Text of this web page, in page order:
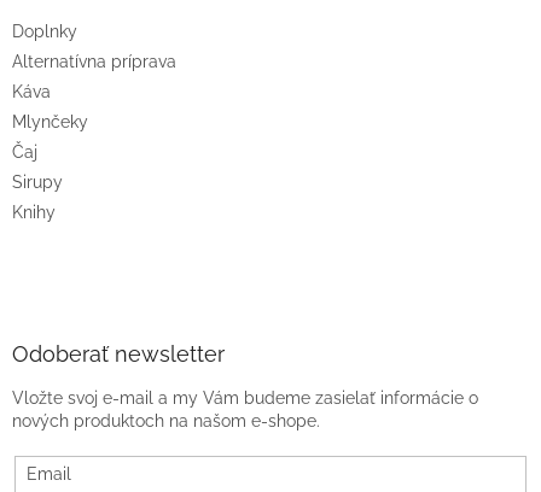
Doplnky
Alternatívna príprava
Káva
Mlynčeky
Čaj
Sirupy
Knihy
Odoberať newsletter
Vložte svoj e-mail a my Vám budeme zasielať informácie o
nových produktoch na našom e-shope.
Email